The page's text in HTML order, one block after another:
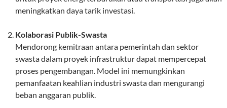
meningkatkan daya tarik investasi.
Kolaborasi Publik-Swasta
Mendorong kemitraan antara pemerintah dan sektor
swasta dalam proyek infrastruktur dapat mempercepat
proses pengembangan. Model ini memungkinkan
pemanfaatan keahlian industri swasta dan mengurangi
beban anggaran publik.